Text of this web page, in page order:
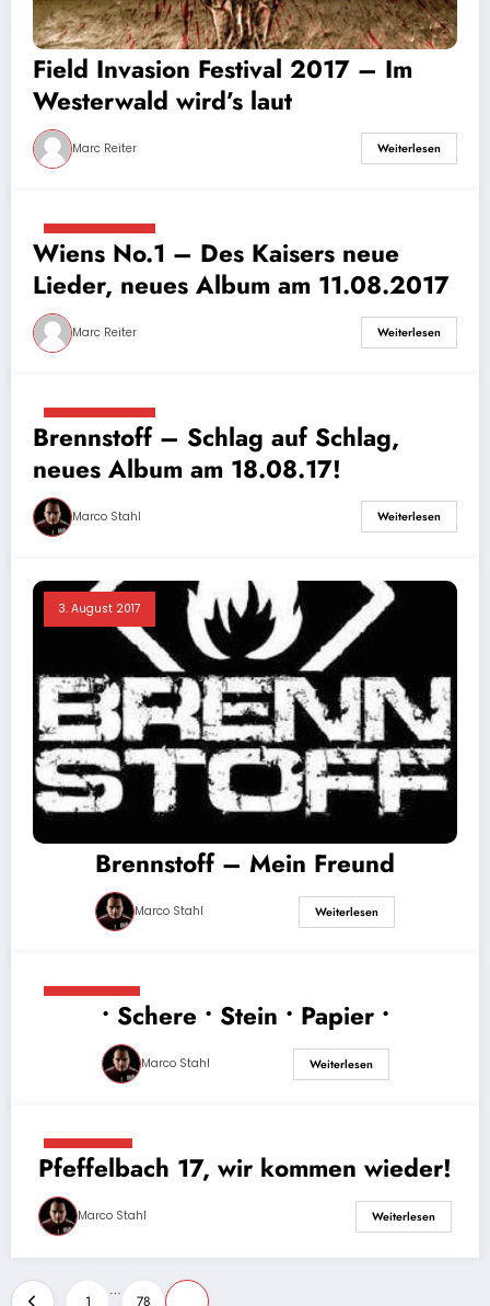
Field Invasion Festival 2017 – Im
Westerwald wird’s laut
Marc Reiter Weiterlesen
8. August 2017
Wiens No.1 – Des Kaisers neue
Lieder, neues Album am 11.08.2017
Marc Reiter Weiterlesen
3. August 2017
Brennstoff – Schlag auf Schlag,
neues Album am 18.08.17!
Marco Stahl Weiterlesen
3. August 2017
Brennstoff – Mein Freund
Marco Stahl Weiterlesen
27. Juli 2017• Schere • Stein • Papier •
Marco Stahl Weiterlesen
4. Juli 2017
Pfeffelbach 17, wir kommen wieder!
Marco Stahl Weiterlesen
Seitennummerierung
1
…
78